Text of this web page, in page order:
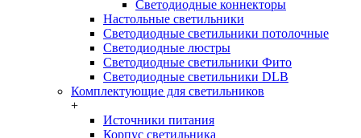
Светодиодные коннекторы
Настольные светильники
Светодиодные светильники потолочные
Светодиодные люстры
Светодиодные светильники Фито
Светодиодные светильники DLB
Комплектующие для светильников
+
Источники питания
Корпус светильника